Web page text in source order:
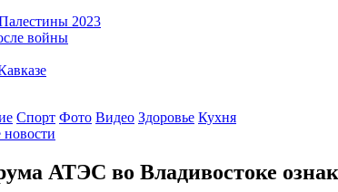
2023
войны
Спорт Фото Видео Здоровье Кухня
новости
АТЭС во Владивостоке